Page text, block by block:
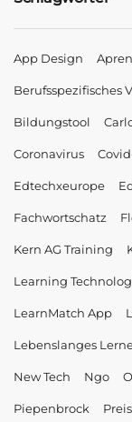
App Design
Berufsspezifisches
Bildungstool
Coronavirus
Edtechxeurope
Fachwortschatz
Kern AG Training
Learning
LearnMatch App
Lebenslanges
New Tech Ngo
Piepenbrock